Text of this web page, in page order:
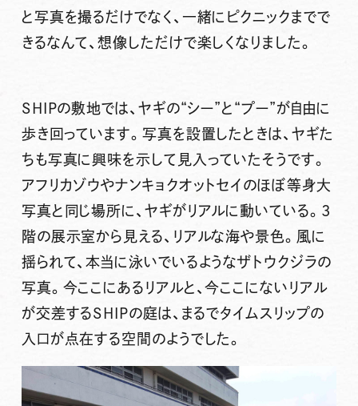
と写真を撮るだけでなく、一緒にピクニックまでで
きるなんて、想像しただけで楽しくなりました。
SHIPの敷地では、ヤギの“シー”と“プー”が自由に
歩き回っています。写真を設置したときは、ヤギた
ちも写真に興味を示して見入っていたそうです。
アフリカゾウやナンキョクオットセイのほぼ等身大
写真と同じ場所に、ヤギがリアルに動いている。3
階の展示室から見える、リアルな海や景色。風に
揺られて、本当に泳いでいるようなザトウクジラの
写真。今ここにあるリアルと、今ここにないリアル
が交差するSHIPの庭は、まるでタイムスリップの
入口が点在する空間のようでした。